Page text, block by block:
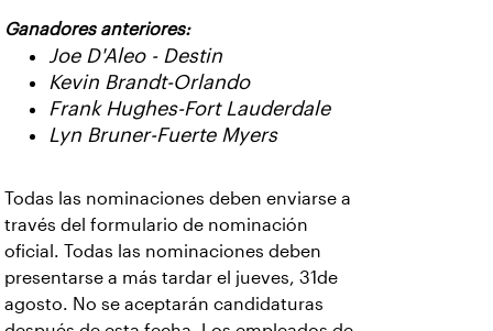
Ganadores anteriores:
Joe D'Aleo - Destin
Kevin Brandt-Orlando
Frank Hughes-Fort Lauderdale
Lyn Bruner-Fuerte Myers
Todas las nominaciones deben enviarse a
través del formulario de nominación
oficial. Todas las nominaciones deben
presentarse a más tardar el jueves, 31de
agosto. No se aceptarán candidaturas